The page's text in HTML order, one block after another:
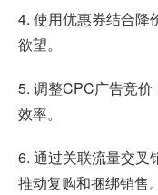
4. 使用优惠券结合降
欲望。
5. 调整CPC广告竞
效率。
6. 通过关联流量交叉
推动复购和捆绑销售。